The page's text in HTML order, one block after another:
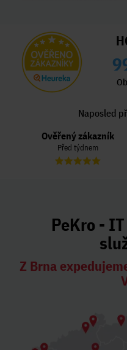
Naposled
Ověřený zákazník
Před týdnem
PeKro -
Z Brna